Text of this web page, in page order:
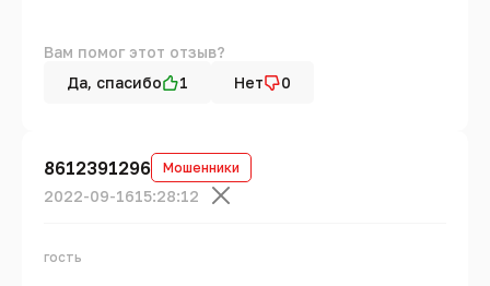
Вам помог этот отзыв?
Да, спасибо
1 Нет 0
8612391296 Мошенники
2022-09-1615:28:12
гость